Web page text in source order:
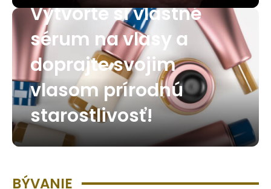
Vytvorte si vlastné
sérum na vlasy a
doprajte svojim
vlasom prírodnú
starostlivosť!
BÝVANIE